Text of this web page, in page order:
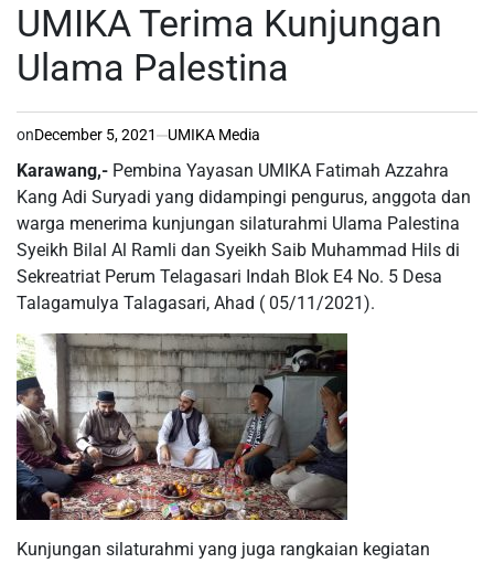
UMIKA Terima Kunjungan
Ulama Palestina
onDecember 5, 2021 UMIKA Media
Karawang,- Pembina Yayasan UMIKA Fatimah Azzahra
Kang Adi Suryadi yang didampingi pengurus, anggota dan
warga menerima kunjungan silaturahmi Ulama Palestina
Syeikh Bilal Al Ramli dan Syeikh Saib Muhammad Hils di
Sekreatriat Perum Telagasari Indah Blok E4 No. 5 Desa
Talagamulya Talagasari, Ahad ( 05/11/2021).
Kunjungan silaturahmi yang juga rangkaian kegiatan